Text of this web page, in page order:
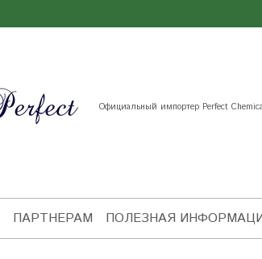
Официальный импортер Perfect
ПАРТНЕРАМ ПОЛЕЗНАЯ